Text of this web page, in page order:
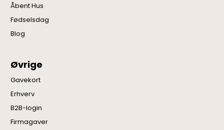
Åbent Hus
Fødselsdag
Blog
Øvrige
Gavekort
Erhverv
B2B-login
Firmagaver